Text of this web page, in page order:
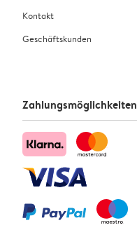
Kontakt
Geschäftskunden
Zahlungsmöglichkeiten